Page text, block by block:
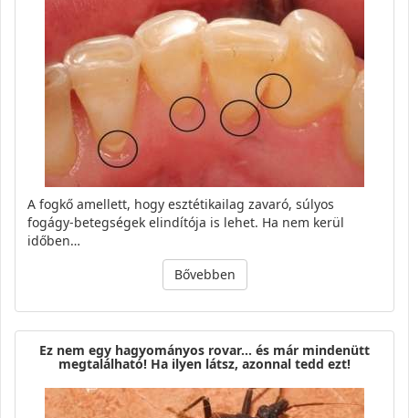
A fogkő amellett, hogy esztétikailag zavaró, súlyos
fogágy-betegségek elindítója is lehet. Ha nem kerül
időben…
Bővebben
Ez nem egy hagyományos rovar… és már mindenütt
megtalálható! Ha ilyen látsz, azonnal tedd ezt!